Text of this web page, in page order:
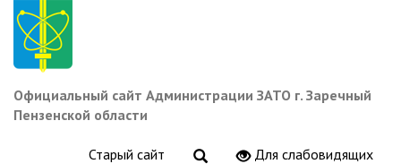
Перейти
основному
содержанию
Официальный сайт Администрации ЗАТО г. Заречный
Пензенской области
Старый сайт Для слабовидящих